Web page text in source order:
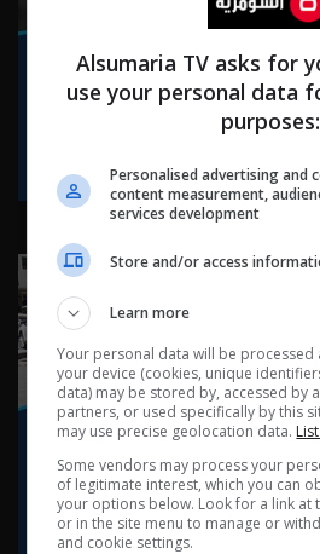
كربلاء: كرم لا ينتهي في طريق الحسين - ناس وناس م٩ -
Alsumaria TV asks for
use your personal data
purposes:
Personalised advertising and
content measurement,
services development
Store and/or access
Learn more
Your personal data will be
your device (cookies, unique
data) may be stored by, accessed by
partners, or used specifically by this
may use precise geolocation data.
Some vendors may process your
of legitimate interest, which you can
your options below. Look for a link at
or in the site menu to manage or
and cookie settings.